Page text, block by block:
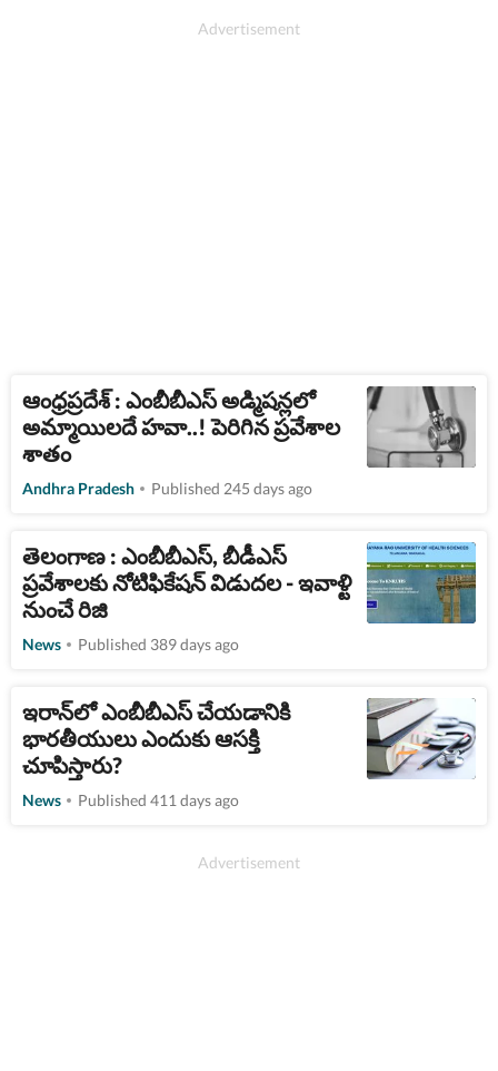
ఆంధ్రప్రదేశ్ : ఎంబీబీఎస్‌ అడ్మిషన్లలో
అమ్మాయిలదే హవా..! పెరిగిన ప్రవేశాల
శాతం
Andhra Pradesh Published 245 days ago
తెలంగాణ : ఎంబీబీఎస్, బీడీఎస్‌
ప్రవేశాలకు నోటిఫికేషన్ విడుదల - ఇవాళ్టి
నుంచే రిజి
News Published 389 days ago
ఇరాన్‌లో ఎంబీబీఎస్ చేయడానికి
భారతీయులు ఎందుకు ఆసక్తి
చూపిస్తారు?
News Published 411 days ago